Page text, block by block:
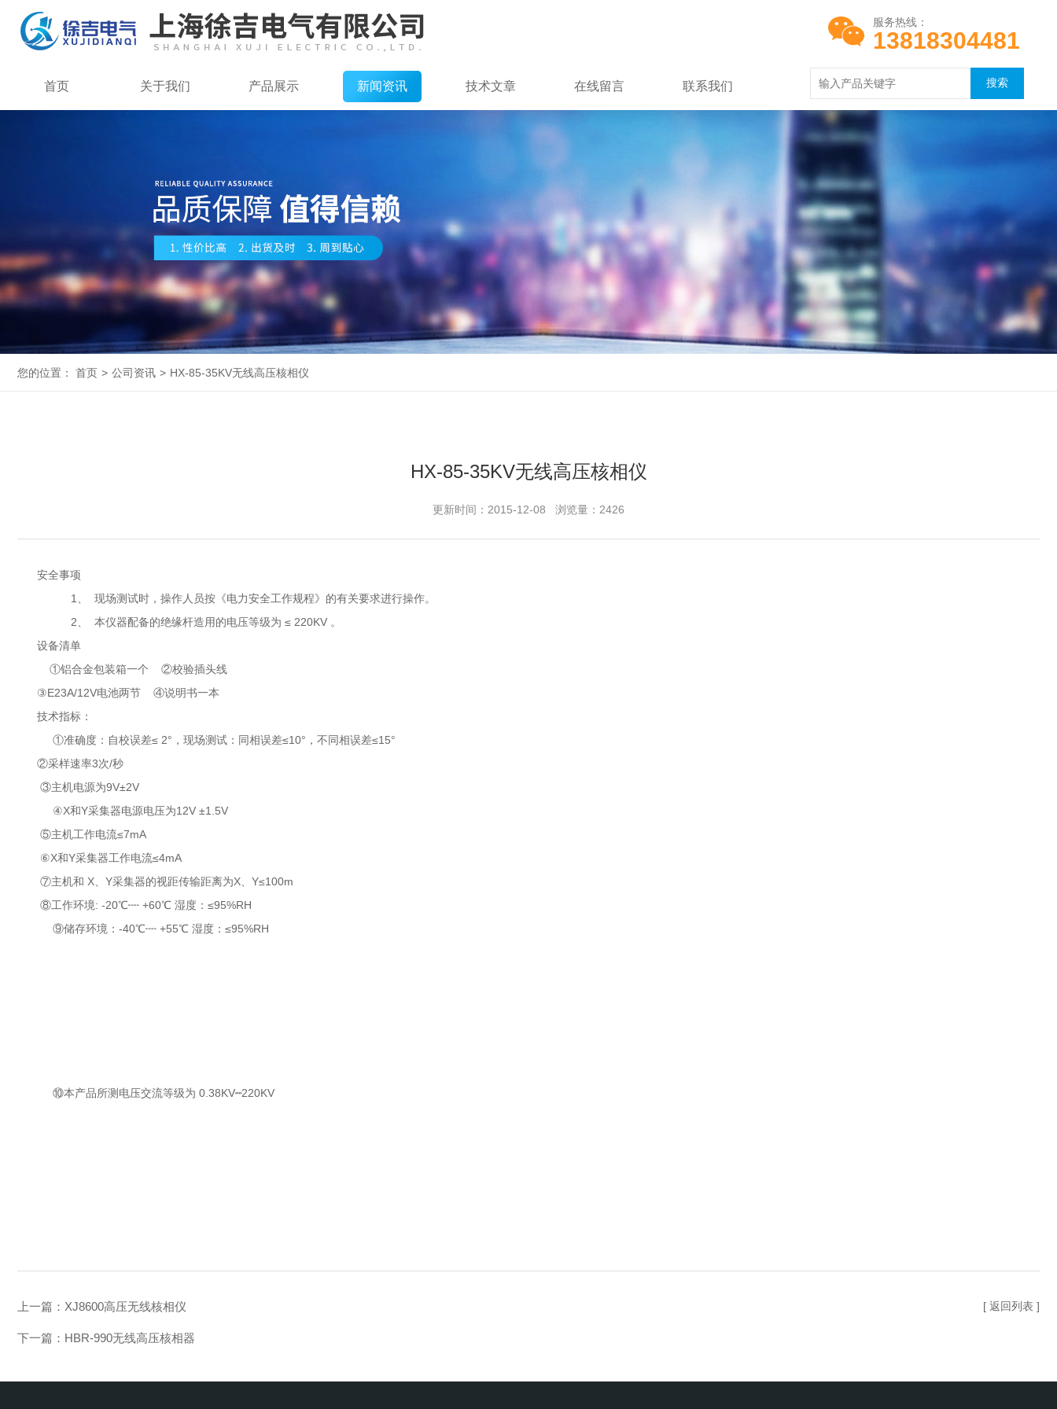
服务热线：
13818304481
首页 关于我们 产品展示 新闻资讯 技术文章 在线留言 联系我们
您的位置： 首页 > 公司资讯 > HX-85-35KV无线高压核相仪
HX-85-35KV无线高压核相仪
更新时间：2015-12-08 浏览量：2426
安全事项
1、 现场测试时，操作人员按《电力安全工作规程》的有关要求进行操作。
2、 本仪器配备的绝缘杆造用的电压等级为 ≤ 220KV 。
设备清单
①铝合金包装箱一个 ②校验插头线
③E23A/12V电池两节 ④说明书一本
技术指标：
①准确度：自校误差≤ 2°，现场测试：同相误差≤10°，不同相误差≤15°
②采样速率3次/秒
③主机电源为9V±2V
④X和Y采集器电源电压为12V ±1.5V
⑤主机工作电流≤7mA
⑥X和Y采集器工作电流≤4mA
⑦主机和 X、Y采集器的视距传输距离为X、Y≤100m
⑧工作环境: -20℃┉ +60℃ 湿度：≤95%RH
⑨储存环境：-40℃┉ +55℃ 湿度：≤95%RH
⑩本产品所测电压交流等级为 0.38KV┉220KV
上一篇： XJ8600高压无线核相仪
下一篇： HBR-990无线高压核相器
[ 返回列表 ]